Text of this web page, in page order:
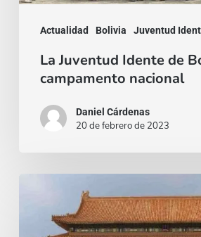
Actualidad Bolivia Juventud
nacional
La Juventud Idente de
campamento nacional
Daniel Cárdenas
20 de febrero de 2023
Parlamento
Universal